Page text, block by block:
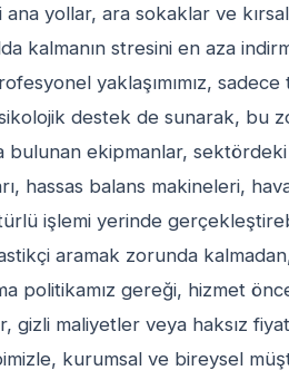
yollar, ara sokaklar ve
kalmanın stresini en aza
yaklaşımımız, sadece
destek de sunarak, bu
bulunan ekipmanlar,
hassas balans makineleri,
işlemi yerinde
aramak zorunda
politikamız gereği, hizmet
gizli maliyetler veya haksız
kurumsal ve bireysel